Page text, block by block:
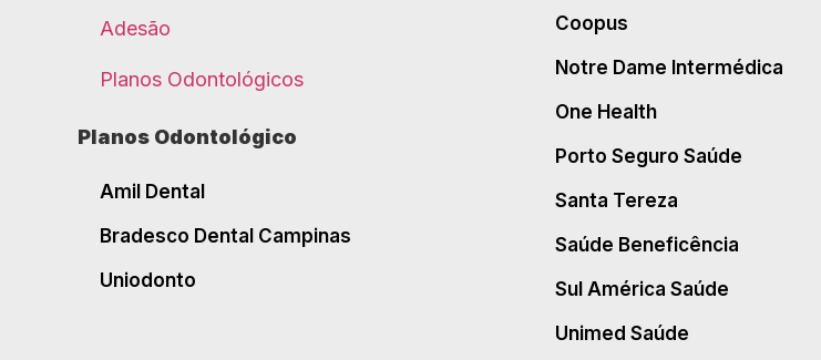
Adesão
Planos Odontológicos
Planos Odontológico
Amil Dental
Bradesco Dental Campinas
Uniodonto
Coopus
Notre Dame Intermédica
One Health
Porto Seguro Saúde
Santa Tereza
Saúde Beneficência
Sul América Saúde
Unimed Saúde